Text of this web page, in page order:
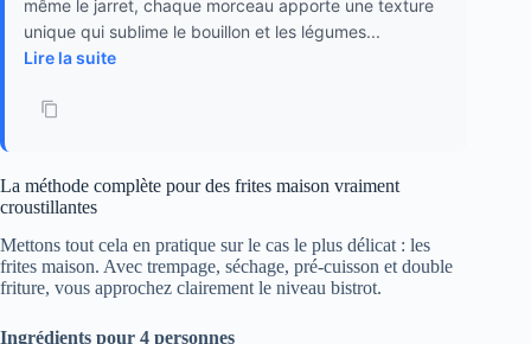
même le jarret, chaque morceau apporte une texture
unique qui sublime le bouillon et les légumes...
Lire la suite
La méthode complète pour des frites maison vraiment
croustillantes
Mettons tout cela en pratique sur le cas le plus délicat : les
frites maison. Avec trempage, séchage, pré-cuisson et double
friture, vous approchez clairement le niveau bistrot.
Ingrédients pour 4 personnes